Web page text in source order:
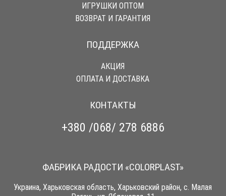
ИГРУШКИ ОПТОМ
ВОЗВРАТ И ГАРАНТИЯ
ПОДДЕРЖКА
АКЦИЯ
ОПЛАТА И ДОСТАВКА
КОНТАКТЫ
+380 /068/ 278 6886
ФАБРИКА РАДОСТИ «COLORPLAST»
Украина, Харьковская область, Харьковский район, с. Малая